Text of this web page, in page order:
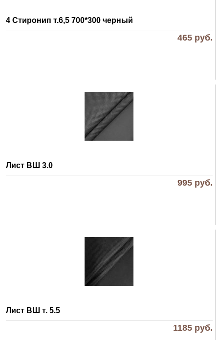
4 Стиронип т.6,5 700*300 черный
465 руб.
Лист ВШ 3.0
995 руб.
Лист ВШ т. 5.5
1185 руб.